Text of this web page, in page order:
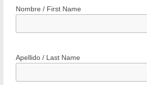
Nombre / First Name
Apellido / Last Name